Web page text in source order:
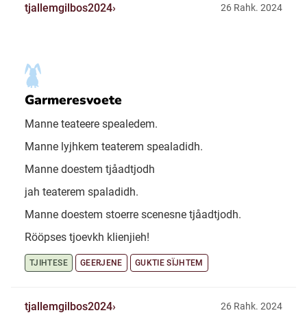
tjallemgilbos2024 26 Rahk. 2024
Garmeresvoete
Manne teateere spealedem.
Manne lyjhkem teaterem spealadidh.
Manne doestem tjåadtjodh
jah teaterem spaladidh.
Manne doestem stoerre scenesne tjåadtjodh.
Rööpses tjoevkh klienjieh!
TJIHTESE GEERJENE GUKTIE SÏJHTEM
tjallemgilbos2024 26 Rahk. 2024